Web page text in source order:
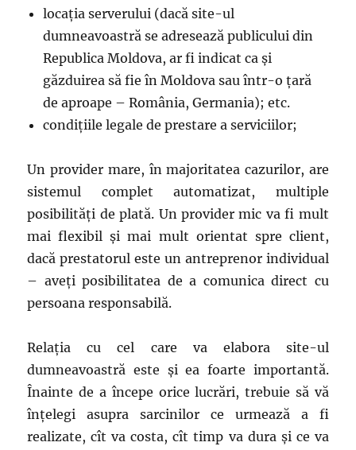
locația serverului (dacă site-ul
dumneavoastră se adresează publicului din
Republica Moldova, ar fi indicat ca și
găzduirea să fie în Moldova sau într-o țară
de aproape – România, Germania); etc.
condițiile legale de prestare a serviciilor;
Un provider mare, în majoritatea cazurilor, are
sistemul complet automatizat, multiple
posibilități de plată. Un provider mic va fi mult
mai flexibil și mai mult orientat spre client,
dacă prestatorul este un antreprenor individual
– aveți posibilitatea de a comunica direct cu
persoana responsabilă.
Relația cu cel care va elabora site-ul
dumneavoastră este și ea foarte importantă.
Înainte de a începe orice lucrări, trebuie să vă
înțelegi asupra sarcinilor ce urmează a fi
realizate, cît va costa, cît timp va dura și ce va